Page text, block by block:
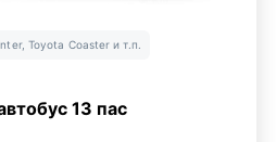
Toyota Coaster и т.п.
13 пас